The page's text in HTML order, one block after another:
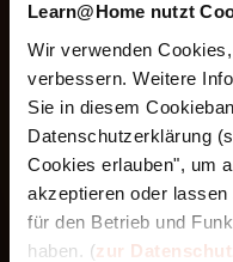
Learn@Home nutzt
Wir verwenden
verbessern. Weitere
Sie in diesem
Datenschutzerklärung
Cookies erlauben", um
akzeptieren oder
für den Betrieb und
haben. (zur
Der Lehrgang
Coaches,
sowie an
Ebenso eignet
ihre persönliche
bewusster
beruflich wie